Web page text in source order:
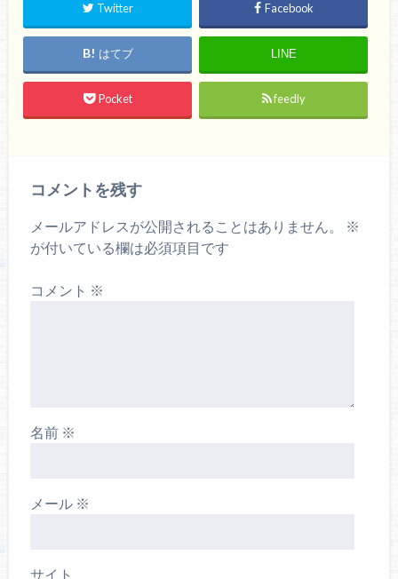
Twitter Facebook
はてブ LINE
Pocket feedly
コメントを残す
メールアドレスが公開されることはありません。
※
が付いている欄は必須項目です
コメント ※
名前 ※
メール ※
サイト